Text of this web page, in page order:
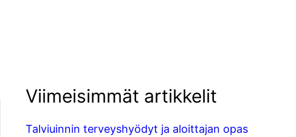
Viimeisimmät artikkelit
Talviuinnin terveyshyödyt ja aloittajan opas